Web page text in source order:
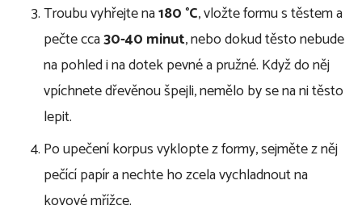
Troubu vyhřejte na180 °C, vložte formu s těstem a
pečte cca30-40 minut, nebo dokud těsto nebude
na pohled i na dotek pevné a pružné. Když do něj
vpíchnete dřevěnou špejli, nemělo by se na ni těsto
lepit.
Po upečení korpus vyklopte z formy, sejměte z něj
pečící papír a nechte ho zcela vychladnout na
kovové mřížce.